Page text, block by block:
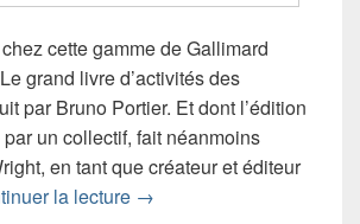
cette gamme de Gallimard
grand livre d’activités des
par Bruno Portier. Et dont l’édition
un collectif, fait néanmoins
en tant que créateur et éditeur
la lecture Chronique Le grand livre
→